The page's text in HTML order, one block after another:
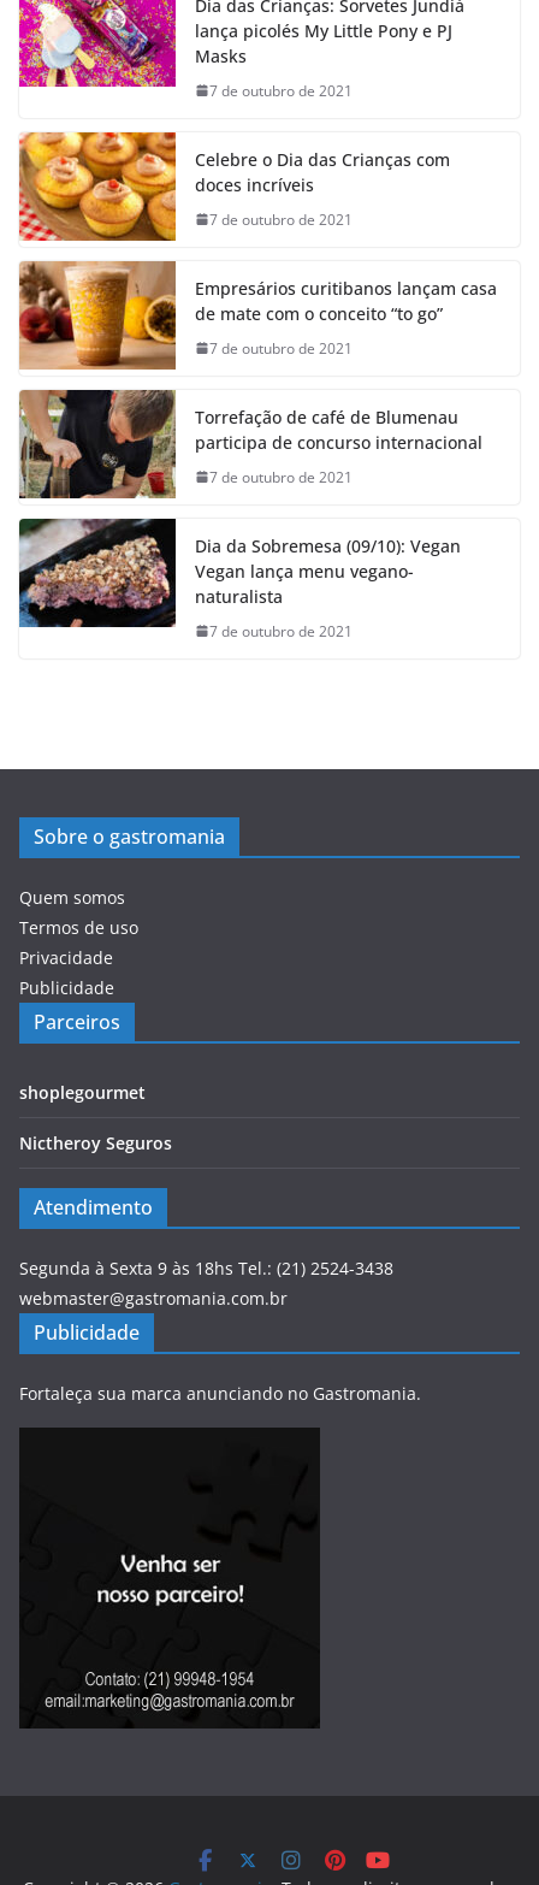
Dia das Crianças: Sorvetes Jundiá
lança picolés My Little Pony e PJ
Masks
7 de outubro de 2021
Celebre o Dia das Crianças com
doces incríveis
7 de outubro de 2021
Empresários curitibanos lançam casa
de mate com o conceito “to go”
7 de outubro de 2021
Torrefação de café de Blumenau
participa de concurso internacional
7 de outubro de 2021
Dia da Sobremesa (09/10): Vegan
Vegan lança menu vegano-
naturalista
7 de outubro de 2021
Sobre o gastromania
Quem somos
Termos de uso
Privacidade
Publicidade
Parceiros
shoplegourmet
Nictheroy Seguros
Atendimento
Segunda à Sexta 9 às 18hs Tel.: (21) 2524-3438
webmaster@gastromania.com.br
Publicidade
Fortaleça sua marca anunciando no Gastromania.